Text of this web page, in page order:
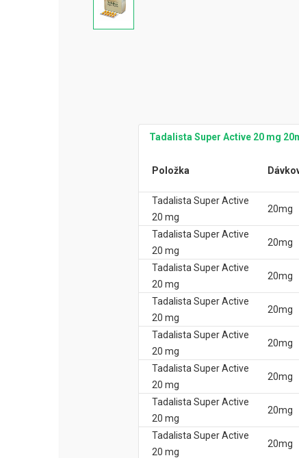
Tadalista Super Active 20 mg
Položka
Tadalista Super Active
20 mg
20mg
Tadalista Super Active
20 mg
20mg
Tadalista Super Active
20 mg
20mg
Tadalista Super Active
20 mg
20mg
Tadalista Super Active
20 mg
20mg
Tadalista Super Active
20 mg
20mg
Tadalista Super Active
20 mg
20mg
Tadalista Super Active
20 mg
20mg